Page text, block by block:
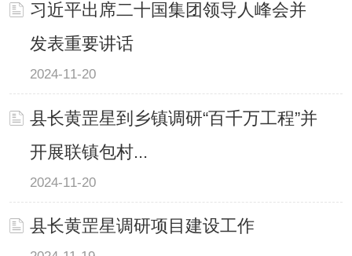
习近平出席二十国集团领导人峰会并
发表重要讲话
2024-11-20
县长黄罡星到乡镇调研“百千万工程”并
开展联镇包村...
2024-11-20
县长黄罡星调研项目建设工作